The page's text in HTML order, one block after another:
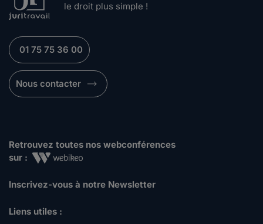
le droit plus simple !
01 75 75 36 00
Nous contacter
Retrouvez toutes nos webconférences
sur :
Inscrivez-vous à notre Newsletter
Liens utiles :